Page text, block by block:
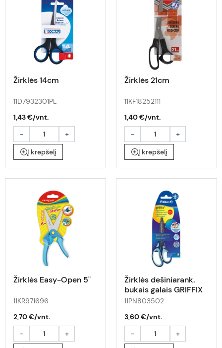
Žirklės 14cm
11D7932301PL
1,43 €/vnt.
-
+
Į krepšelį
Žirklės 21cm
11KF18252111
1,40 €/vnt.
-
+
Į krepšelį
Žirklės Easy-Open 5"
11KR971696
2,70 €/vnt.
-
+
Žirklės dešiniarank.
bukais galais GRIFFIX
14cm mėta-tamsiai
11PN803502
3,60 €/vnt.
-
+